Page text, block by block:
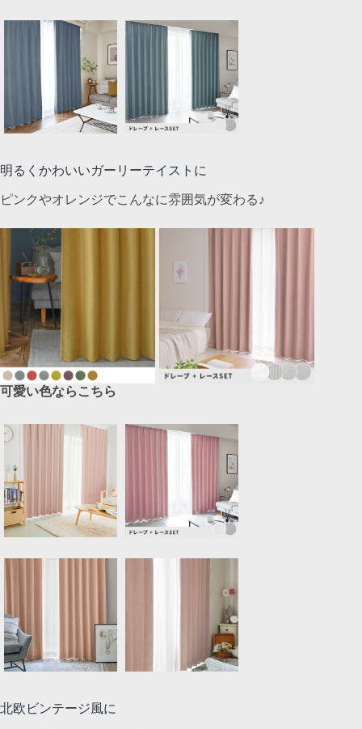
明るくかわいいガーリーテイストに
ピンクやオレンジでこんなに雰囲気が変わる♪
可愛い色ならこちら
北欧ビンテージ風に